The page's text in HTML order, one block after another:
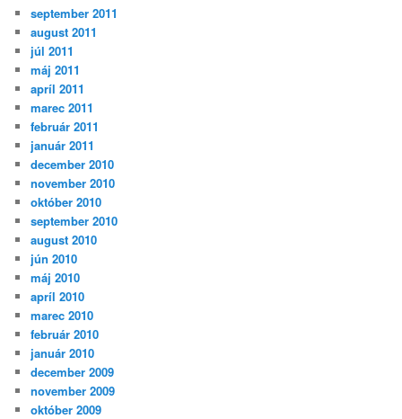
september 2011
august 2011
júl 2011
máj 2011
apríl 2011
marec 2011
február 2011
január 2011
december 2010
november 2010
október 2010
september 2010
august 2010
jún 2010
máj 2010
apríl 2010
marec 2010
február 2010
január 2010
december 2009
november 2009
október 2009